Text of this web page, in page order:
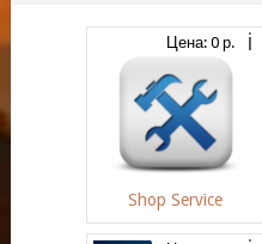
Цена: 0 р.
Shop Service